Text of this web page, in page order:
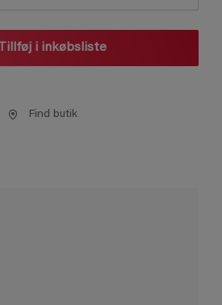
Tillføj i inkøbsliste
Find butik